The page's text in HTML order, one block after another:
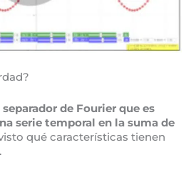
de Fourier que es
serie temporal en la suma de
qué características tienen